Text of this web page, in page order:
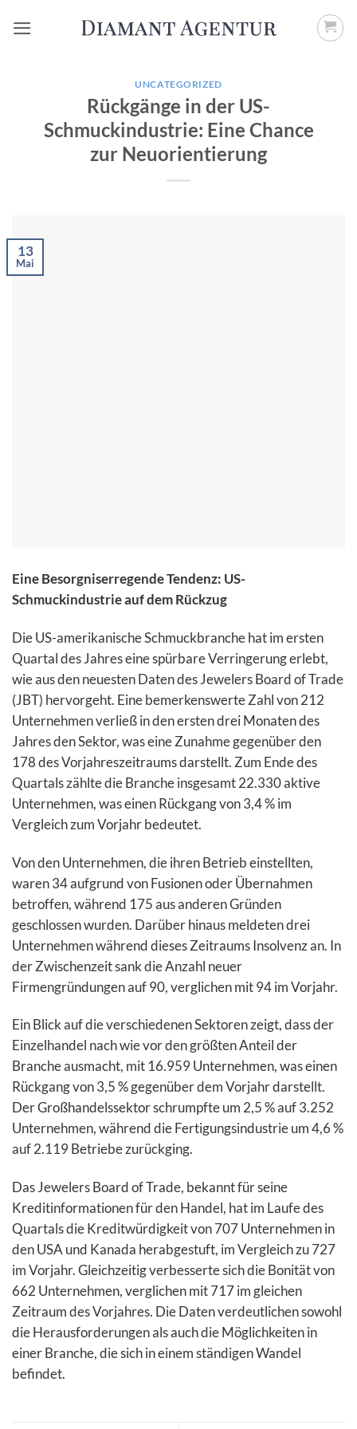
Inhalt
UNCATEGORIZED
Rückgänge in der US-
Schmuckindustrie: Eine Chance
zur Neuorientierung
13
Mai
Eine Besorgniserregende Tendenz: US-
Schmuckindustrie auf dem Rückzug
Die US-amerikanische Schmuckbranche hat im ersten
Quartal des Jahres eine spürbare Verringerung erlebt,
wie aus den neuesten Daten des Jewelers Board of Trade
(JBT) hervorgeht. Eine bemerkenswerte Zahl von 212
Unternehmen verließ in den ersten drei Monaten des
Jahres den Sektor, was eine Zunahme gegenüber den
178 des Vorjahreszeitraums darstellt. Zum Ende des
Quartals zählte die Branche insgesamt 22.330 aktive
Unternehmen, was einen Rückgang von 3,4 % im
Vergleich zum Vorjahr bedeutet.
Von den Unternehmen, die ihren Betrieb einstellten,
waren 34 aufgrund von Fusionen oder Übernahmen
betroffen, während 175 aus anderen Gründen
geschlossen wurden. Darüber hinaus meldeten drei
Unternehmen während dieses Zeitraums Insolvenz an. In
der Zwischenzeit sank die Anzahl neuer
Firmengründungen auf 90, verglichen mit 94 im Vorjahr.
Ein Blick auf die verschiedenen Sektoren zeigt, dass der
Einzelhandel nach wie vor den größten Anteil der
Branche ausmacht, mit 16.959 Unternehmen, was einen
Rückgang von 3,5 % gegenüber dem Vorjahr darstellt.
Der Großhandelssektor schrumpfte um 2,5 % auf 3.252
Unternehmen, während die Fertigungsindustrie um 4,6 %
auf 2.119 Betriebe zurückging.
Das Jewelers Board of Trade, bekannt für seine
Kreditinformationen für den Handel, hat im Laufe des
Quartals die Kreditwürdigkeit von 707 Unternehmen in
den USA und Kanada herabgestuft, im Vergleich zu 727
im Vorjahr. Gleichzeitig verbesserte sich die Bonität von
662 Unternehmen, verglichen mit 717 im gleichen
Zeitraum des Vorjahres. Die Daten verdeutlichen sowohl
die Herausforderungen als auch die Möglichkeiten in
einer Branche, die sich in einem ständigen Wandel
befindet.